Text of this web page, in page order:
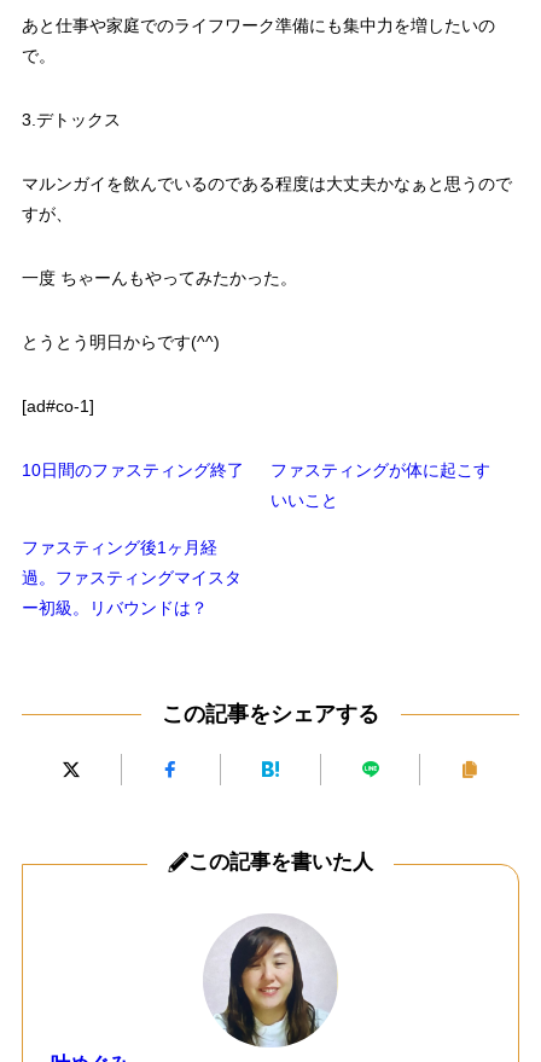
あと仕事や家庭でのライフワーク準備にも集中力を増したいの
で。
3.デトックス
マルンガイを飲んでいるのである程度は大丈夫かなぁと思うので
すが、
一度 ちゃーんもやってみたかった。
とうとう明日からです(^^)
[ad#co-1]
10日間のファスティング終了
ファスティングが体に起こす
いいこと
ファスティング後1ヶ月経
過。ファスティングマイスタ
ー初級。リバウンドは？
この記事をシェアする
この記事を書いた人